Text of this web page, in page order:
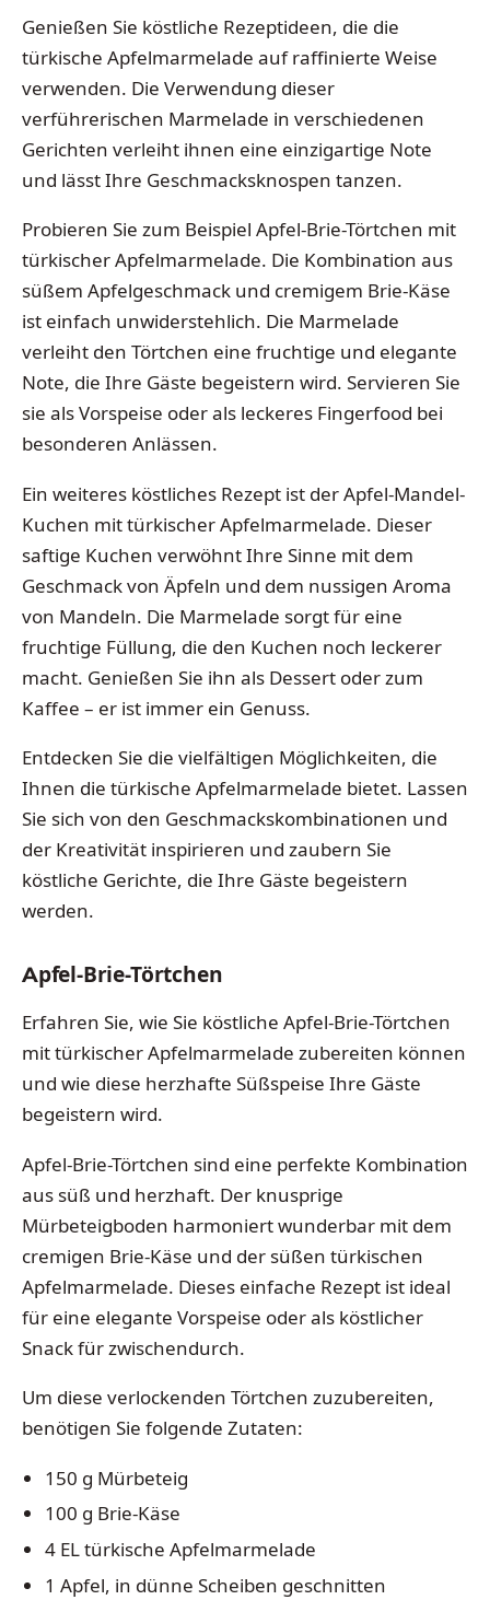
Genießen Sie köstliche Rezeptideen, die die
türkische Apfelmarmelade auf raffinierte Weise
verwenden. Die Verwendung dieser
verführerischen Marmelade in verschiedenen
Gerichten verleiht ihnen eine einzigartige Note
und lässt Ihre Geschmacksknospen tanzen.
Probieren Sie zum Beispiel Apfel-Brie-Törtchen mit
türkischer Apfelmarmelade. Die Kombination aus
süßem Apfelgeschmack und cremigem Brie-Käse
ist einfach unwiderstehlich. Die Marmelade
verleiht den Törtchen eine fruchtige und elegante
Note, die Ihre Gäste begeistern wird. Servieren Sie
sie als Vorspeise oder als leckeres Fingerfood bei
besonderen Anlässen.
Ein weiteres köstliches Rezept ist der Apfel-Mandel-
Kuchen mit türkischer Apfelmarmelade. Dieser
saftige Kuchen verwöhnt Ihre Sinne mit dem
Geschmack von Äpfeln und dem nussigen Aroma
von Mandeln. Die Marmelade sorgt für eine
fruchtige Füllung, die den Kuchen noch leckerer
macht. Genießen Sie ihn als Dessert oder zum
Kaffee – er ist immer ein Genuss.
Entdecken Sie die vielfältigen Möglichkeiten, die
Ihnen die türkische Apfelmarmelade bietet. Lassen
Sie sich von den Geschmackskombinationen und
der Kreativität inspirieren und zaubern Sie
köstliche Gerichte, die Ihre Gäste begeistern
werden.
Apfel-Brie-Törtchen
Erfahren Sie, wie Sie köstliche Apfel-Brie-Törtchen
mit türkischer Apfelmarmelade zubereiten können
und wie diese herzhafte Süßspeise Ihre Gäste
begeistern wird.
Apfel-Brie-Törtchen sind eine perfekte Kombination
aus süß und herzhaft. Der knusprige
Mürbeteigboden harmoniert wunderbar mit dem
cremigen Brie-Käse und der süßen türkischen
Apfelmarmelade. Dieses einfache Rezept ist ideal
für eine elegante Vorspeise oder als köstlicher
Snack für zwischendurch.
Um diese verlockenden Törtchen zuzubereiten,
benötigen Sie folgende Zutaten:
150 g Mürbeteig
100 g Brie-Käse
4 EL türkische Apfelmarmelade
1 Apfel, in dünne Scheiben geschnitten